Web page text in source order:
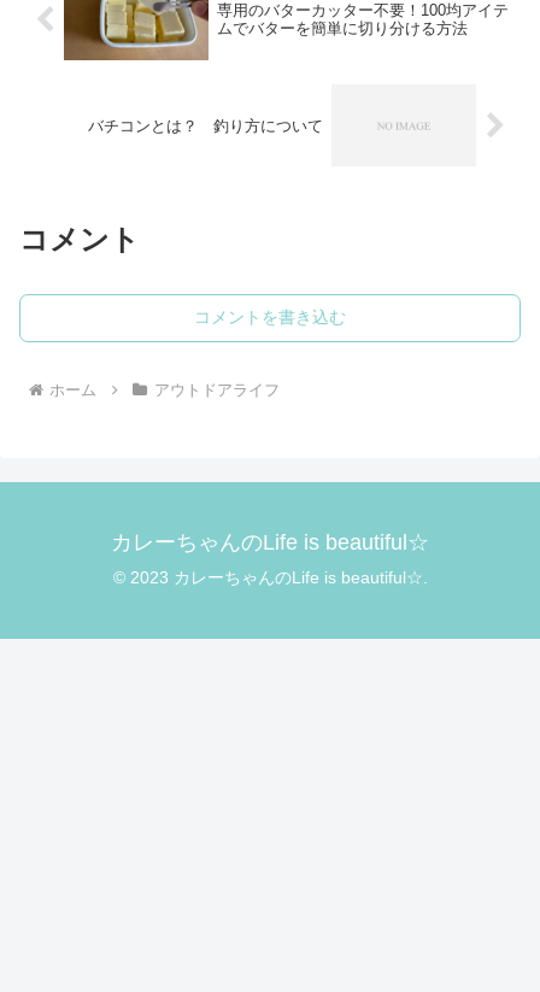
専用のバターカッター不要！100均アイテ
ムでバターを簡単に切り分ける方法
バチコンとは？ 釣り方について
コメント
コメントを書き込む
ホーム アウトドアライフ
カレーちゃんのLife is beautiful☆
© 2023 カレーちゃんのLife is beautiful☆.